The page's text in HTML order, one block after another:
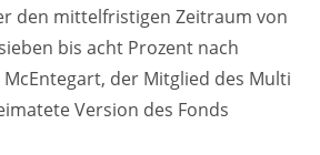
den mittelfristigen Zeitraum von
bis acht Prozent nach
der Mitglied des Multi
Version des Fonds